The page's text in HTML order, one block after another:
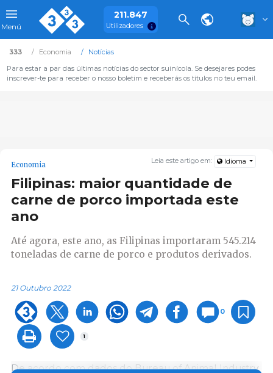
Menú
211.847
Utilizadores
333 Economia
Notícias
Para estar a par das últimas notícias do sector suinícola. Se desejares podes
inscrever-te para receber o nosso boletim e receberás os títulos no teu email.
Leia este artigo em: Idioma
Economia
Filipinas: maior quantidade de
carne de porco importada este
ano
Até agora, este ano, as Filipinas importaram 545.214
toneladas de carne de porco e produtos derivados.
21 Outubro 2022
0
1
De acordo com dados do Bureau of Animal Industry,